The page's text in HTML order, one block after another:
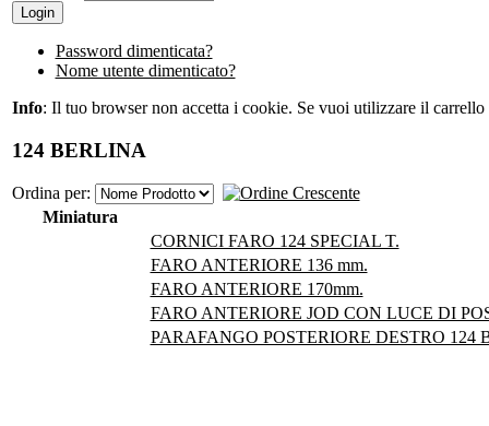
Password dimenticata?
Nome utente dimenticato?
Info: Il tuo browser non accetta i cookie. Se vuoi utilizzare il
124 BERLINA
Ordina per:
Miniatura
CORNICI FARO 124 SPECIAL T.
FARO ANTERIORE 136 mm.
FARO ANTERIORE 170mm.
FARO ANTERIORE JOD CON LUCE DI
PARAFANGO POSTERIORE DESTRO 124